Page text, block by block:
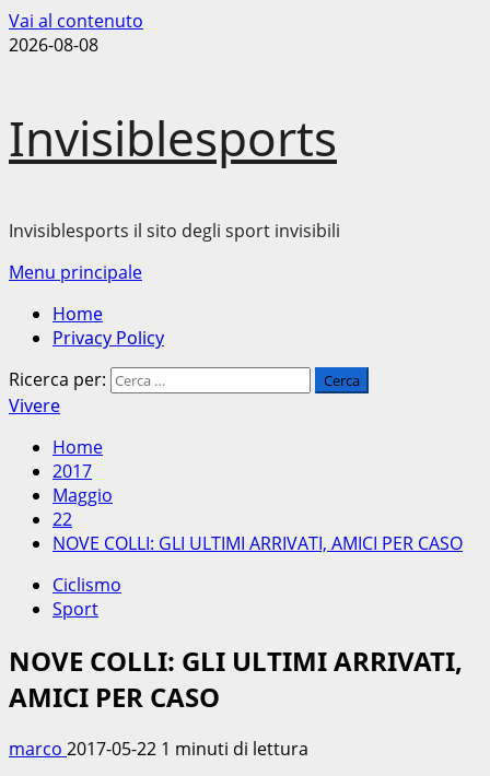
Vai al contenuto
2026-08-08
Invisiblesports
Invisiblesports il sito degli sport invisibili
Menu principale
Home
Privacy Policy
Ricerca per:
Vivere
Home
2017
Maggio
22
NOVE COLLI: GLI ULTIMI ARRIVATI, AMICI PER CASO
Ciclismo
Sport
NOVE COLLI: GLI ULTIMI ARRIVATI,
AMICI PER CASO
marco 2017-05-22 1 minuti di lettura